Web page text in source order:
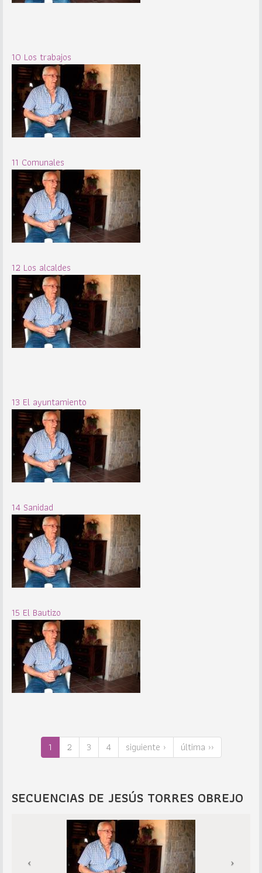
10 Los trabajos
11 Comunales
12 Los alcaldes
13 El ayuntamiento
14 Sanidad
15 El Bautizo
1 2 3 4 siguiente › última ››
SECUENCIAS DE JESÚS TORRES OBREJO